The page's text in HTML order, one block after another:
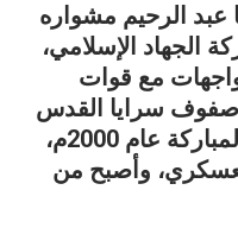
الرحيم مشواره
الجهاد الإسلامي،
مع قوات
صفوف سرايا القدس
مع انطلاقة انتفاضة الأقصى المباركة عام 2000م،
وأصبح من